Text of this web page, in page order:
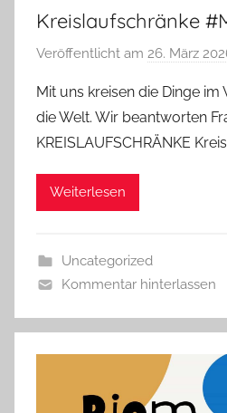
Kreislaufschränke
Veröffentlicht am 26. März
Mit uns kreisen die Dinge
die Welt. Wir beantworten
KREISLAUFSCHRÄNKE
Weiterlesen
Uncategorized
Kommentar hinterlassen